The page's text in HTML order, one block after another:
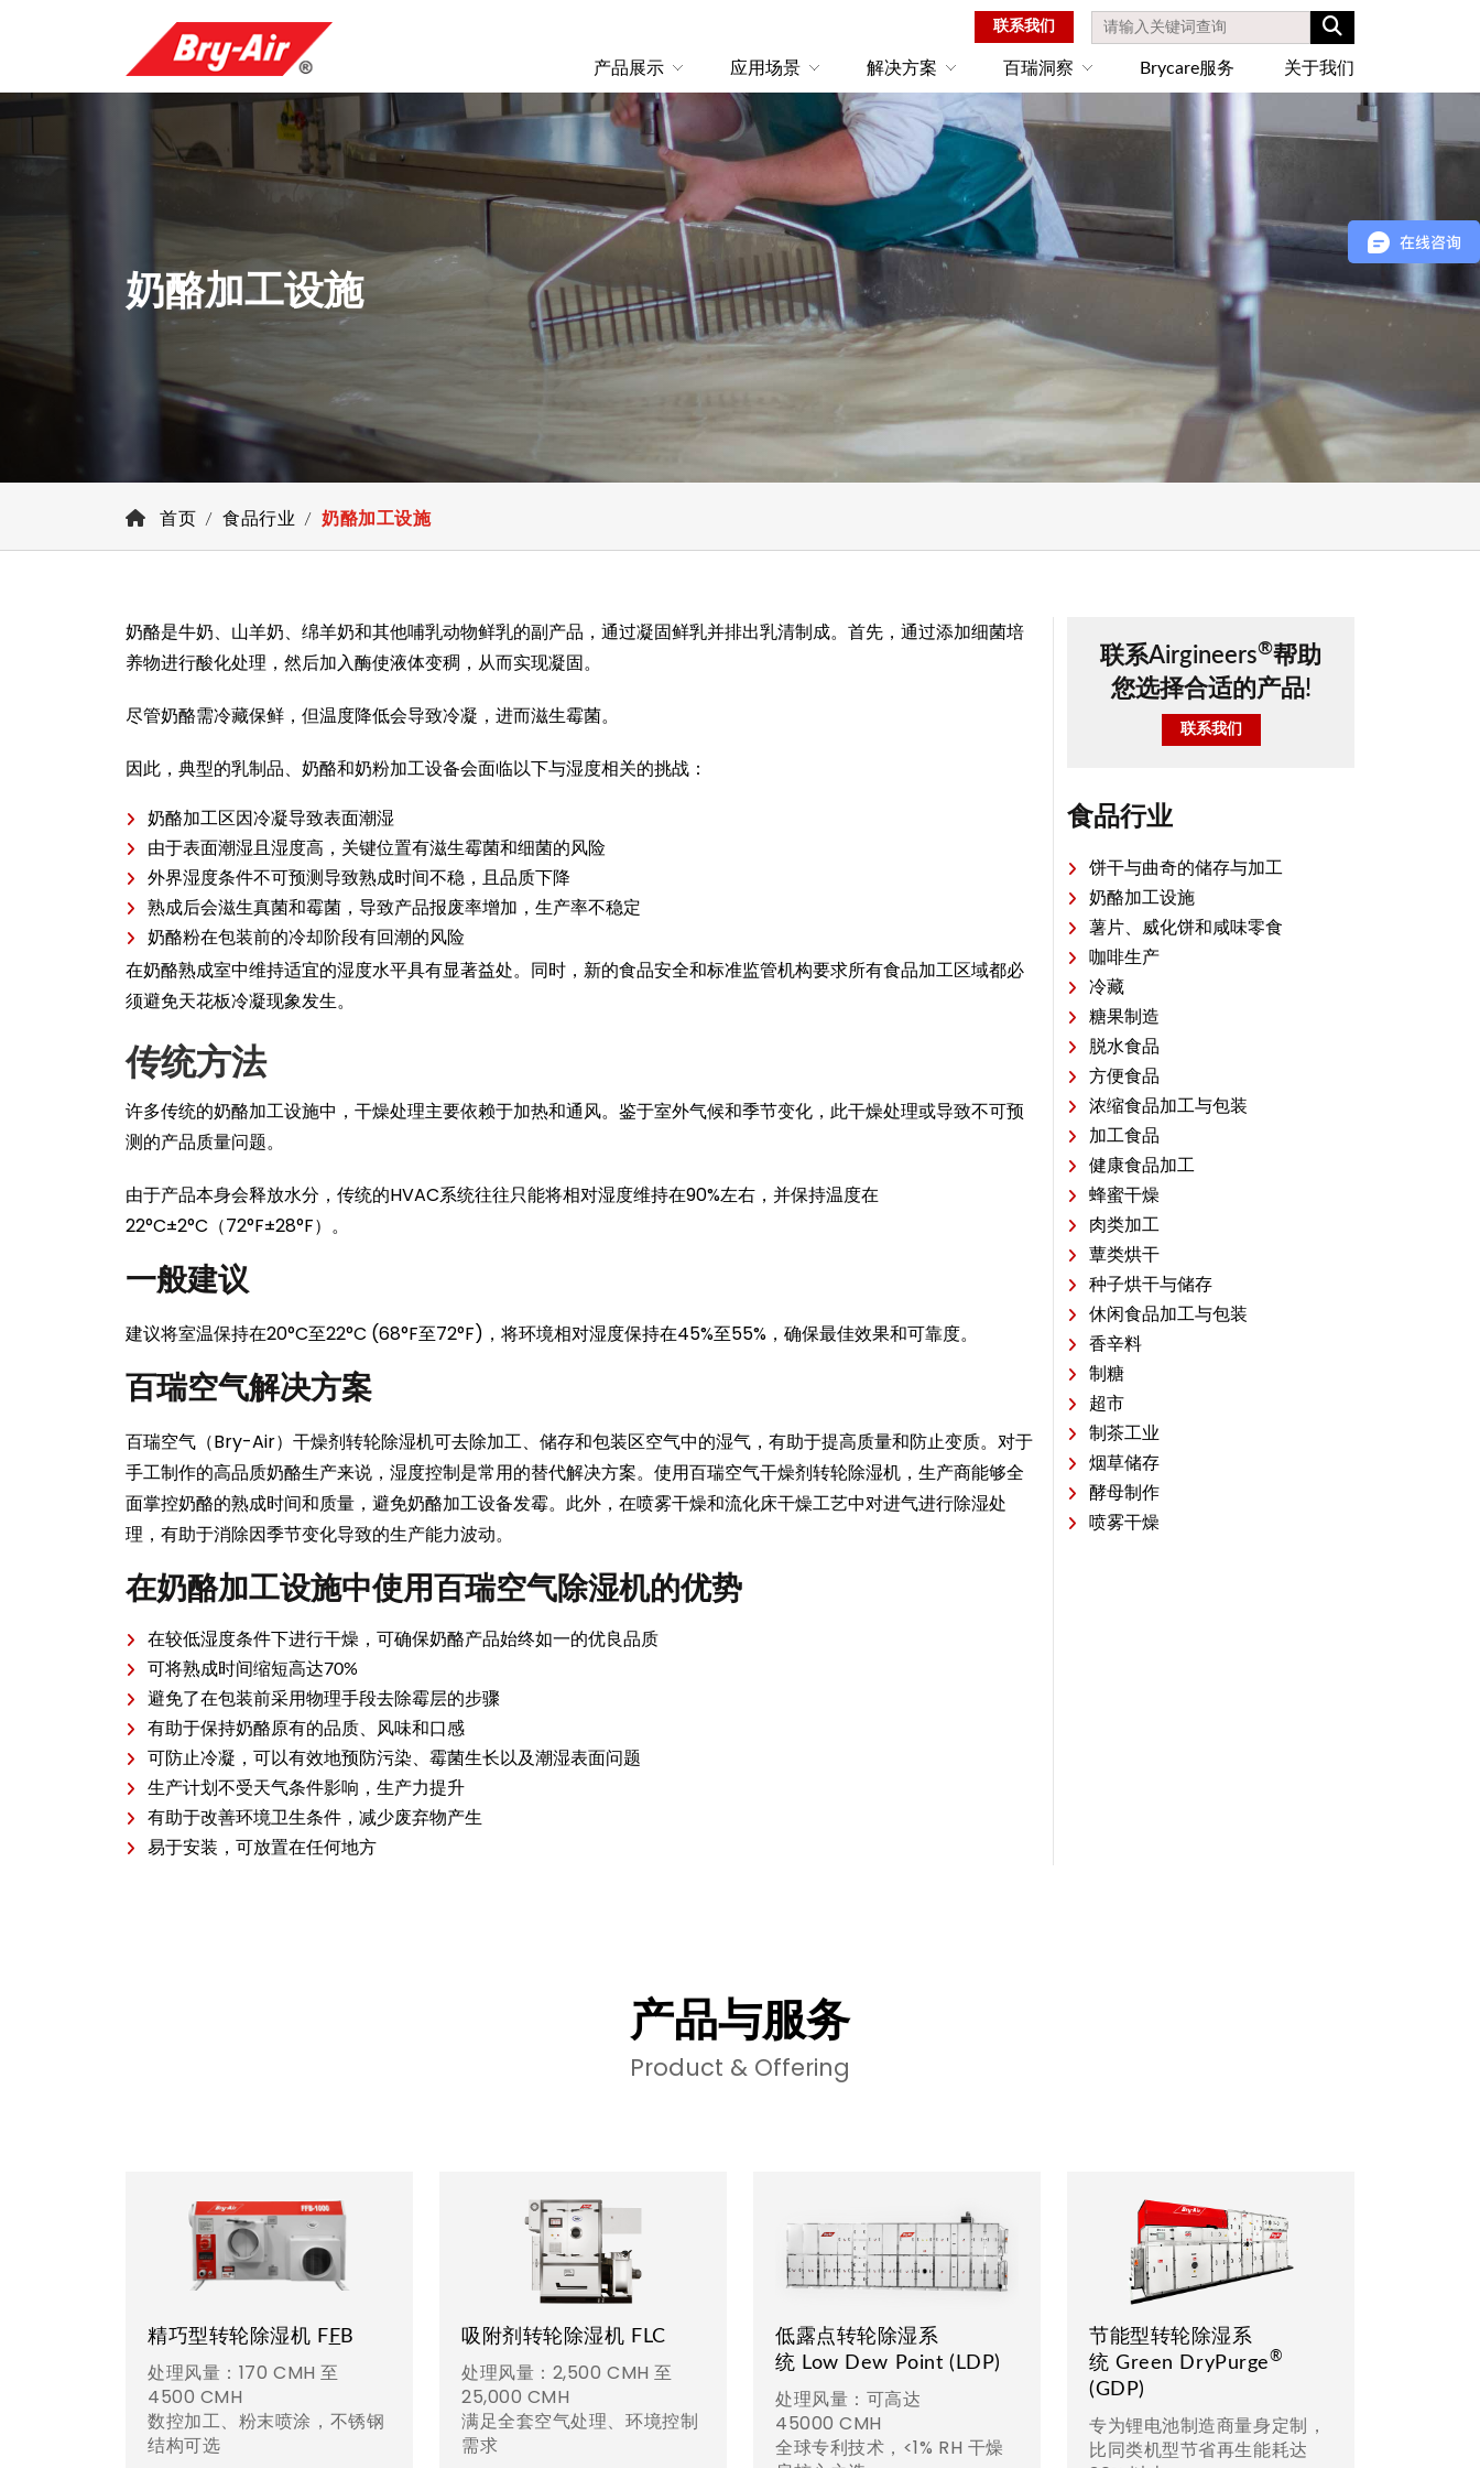
联系我们
产品展示 应用场景 解决方案 百瑞洞察 Brycare服务 关于我们
奶酪加工设施
首页 食品行业 奶酪加工设施
奶酪是牛奶、山羊奶、绵羊奶和其他哺乳动物鲜乳的副产品，通过凝固鲜乳并排出乳清制成。首先，通过添加细菌培
养物进行酸化处理，然后加入酶使液体变稠，从而实现凝固。
尽管奶酪需冷藏保鲜，但温度降低会导致冷凝，进而滋生霉菌。
因此，典型的乳制品、奶酪和奶粉加工设备会面临以下与湿度相关的挑战：
奶酪加工区因冷凝导致表面潮湿
由于表面潮湿且湿度高，关键位置有滋生霉菌和细菌的风险
外界湿度条件不可预测导致熟成时间不稳，且品质下降
熟成后会滋生真菌和霉菌，导致产品报废率增加，生产率不稳定
奶酪粉在包装前的冷却阶段有回潮的风险
在奶酪熟成室中维持适宜的湿度水平具有显著益处。同时，新的食品安全和标准监管机构要求所有食品加工区域都必
须避免天花板冷凝现象发生。
传统方法
许多传统的奶酪加工设施中，干燥处理主要依赖于加热和通风。鉴于室外气候和季节变化，此干燥处理或导致不可预
测的产品质量问题。
由于产品本身会释放水分，传统的HVAC系统往往只能将相对湿度维持在90%左右，并保持温度在
22°C±2°C（72°F±28°F）。
一般建议
建议将室温保持在20°C至22°C (68°F至72°F)，将环境相对湿度保持在45%至55%，确保最佳效果和可靠度。
百瑞空气解决方案
百瑞空气（Bry-Air）干燥剂转轮除湿机可去除加工、储存和包装区空气中的湿气，有助于提高质量和防止变质。对于
手工制作的高品质奶酪生产来说，湿度控制是常用的替代解决方案。使用百瑞空气干燥剂转轮除湿机，生产商能够全
面掌控奶酪的熟成时间和质量，避免奶酪加工设备发霉。此外，在喷雾干燥和流化床干燥工艺中对进气进行除湿处
理，有助于消除因季节变化导致的生产能力波动。
在奶酪加工设施中使用百瑞空气除湿机的优势
在较低湿度条件下进行干燥，可确保奶酪产品始终如一的优良品质
可将熟成时间缩短高达70%
避免了在包装前采用物理手段去除霉层的步骤
有助于保持奶酪原有的品质、风味和口感
可防止冷凝，可以有效地预防污染、霉菌生长以及潮湿表面问题
生产计划不受天气条件影响，生产力提升
有助于改善环境卫生条件，减少废弃物产生
易于安装，可放置在任何地方
联系Airgineers®帮助
您选择合适的产品!
联系我们
食品行业
饼干与曲奇的储存与加工
奶酪加工设施
薯片、威化饼和咸味零食
咖啡生产
冷藏
糖果制造
脱水食品
方便食品
浓缩食品加工与包装
加工食品
健康食品加工
蜂蜜干燥
肉类加工
蕈类烘干
种子烘干与储存
休闲食品加工与包装
香辛料
制糖
超市
制茶工业
烟草储存
酵母制作
喷雾干燥
产品与服务
Product & Offering
精巧型转轮除湿机 F FB
处理风量：170 CMH 至
4500 CMH
数控加工、粉末喷涂，不锈钢
结构可选
吸附剂转轮除湿机 FLC
处理风量：2,500 CMH 至
25,000 CMH
满足全套空气处理、环境控制
需求
低露点转轮除湿系
统 Low Dew Point (LDP)
处理风量：可高达
45000 CMH
全球专利技术，<1% RH 干燥
节能型转轮除湿系
统 Green DryPurge®
(GDP)
专为锂电池制造商量身定制，
比同类机型节省再生能耗达